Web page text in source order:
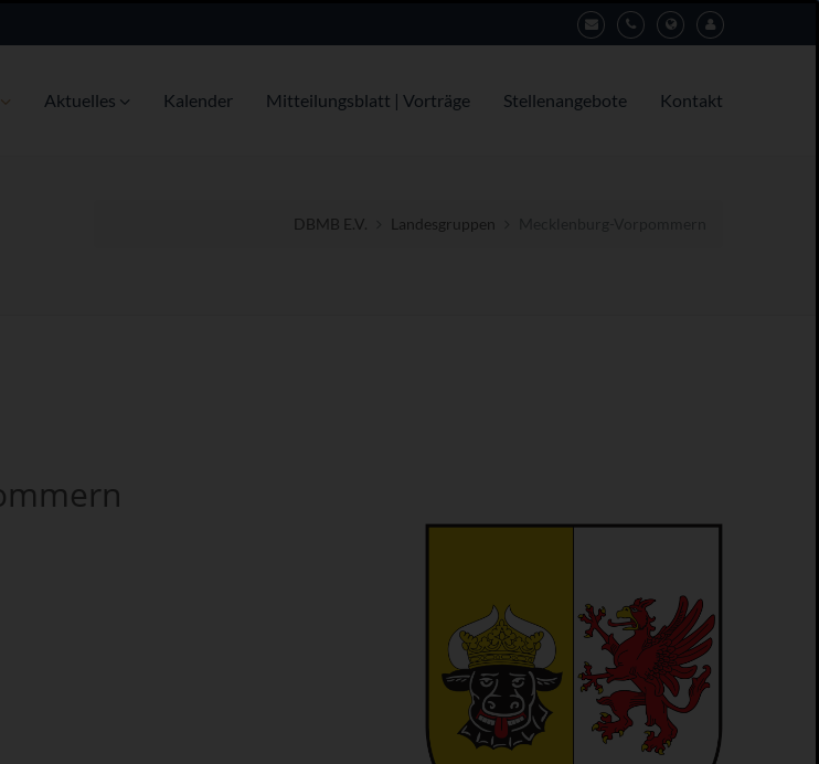
Aktuelles Kalender Mitteilungsblatt | Vorträge Stellenangebote Kontakt
DBMB E.V. Landesgruppen